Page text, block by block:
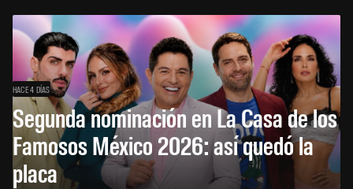
HACE 4 DÍAS
Segunda nominación en La Casa de los
Famosos México 2026: así quedó la
placa